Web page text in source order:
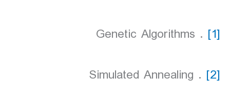
[1]
. Genetic Algorithms
[2]
. Simulated Annealing